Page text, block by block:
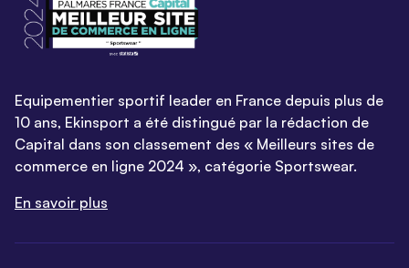
Equipementier sportif leader en France depuis plus de
10 ans, Ekinsport a été distingué par la rédaction de
Capital dans son classement des « Meilleurs sites de
commerce en ligne 2024 », catégorie Sportswear.
En savoir plus